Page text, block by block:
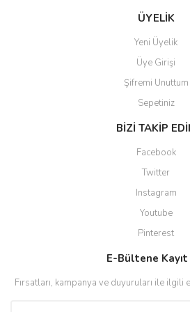
ÜYELİK
Yeni Üyelik
Üye Girişi
Şifremi Unuttum
Sepetiniz
BİZİ TAKİP
Facebook
Twitter
Instagram
Youtube
Pinterest
E-Bültene
Fırsatları, kampanya ve duyuruları ile